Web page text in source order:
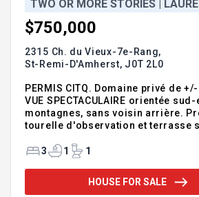
TWO OR MORE STORIES |
$750,000
2315 Ch. du Vieux-7e-Rang,
St-Remi-D'Amherst, J0T 2L0
PERMIS CITQ. Domaine privé de
VUE SPECTACULAIRE orientée
montagnes, sans voisin arrière.
tourelle d'observation et terrasse
apparentes, bois et ardoise.
garage. Revenus actuels d'environ
Voir détails en addenda
3 1 1
HOUSE FOR SALE